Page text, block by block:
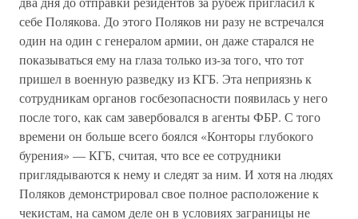
себе Полякова. До этого Поляков ни разу не встречался
один на один с генералом армии, он даже старался не
показываться ему на глаза только из-за того, что тот
пришел в военную разведку из КГБ. Эта неприязнь к
сотрудникам органов госбезопасности появилась у него
после того, как сам завербовался в агенты ФБР. С того
времени он больше всего боялся «Конторы глубокого
бурения» — КГБ, считая, что все ее сотрудники
приглядываются к нему и следят за ним. И хотя на людях
Поляков демонстрировал свое полное расположение к
чекистам, на самом деле он в условиях заграницы не